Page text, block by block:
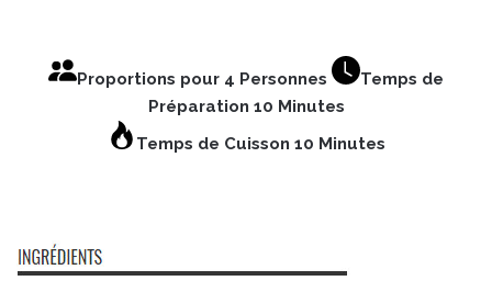
Proportions pour 4 Personnes
Temps de
Préparation 10 Minutes
Temps de Cuisson 10 Minutes